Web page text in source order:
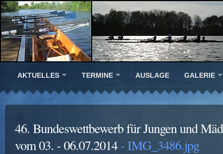
AKTUELLES TERMINE AUSLAGE GALERIE
46. Bundeswettbewerb für Jungen und
vom 03. - 06.07.2014- IMG_3486.jpg